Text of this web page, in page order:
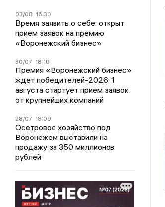
03/08 16:30
Время заявить о себе: открыт
прием заявок на премию
«Воронежский бизнес»
30/07 18:10
Премия «Воронежский бизнес»
ждет победителей-2026: 1
августа стартует прием заявок
от крупнейших компаний
28/07 18:09
Осетровое хозяйство под
Воронежем выставили на
продажу за 350 миллионов
рублей